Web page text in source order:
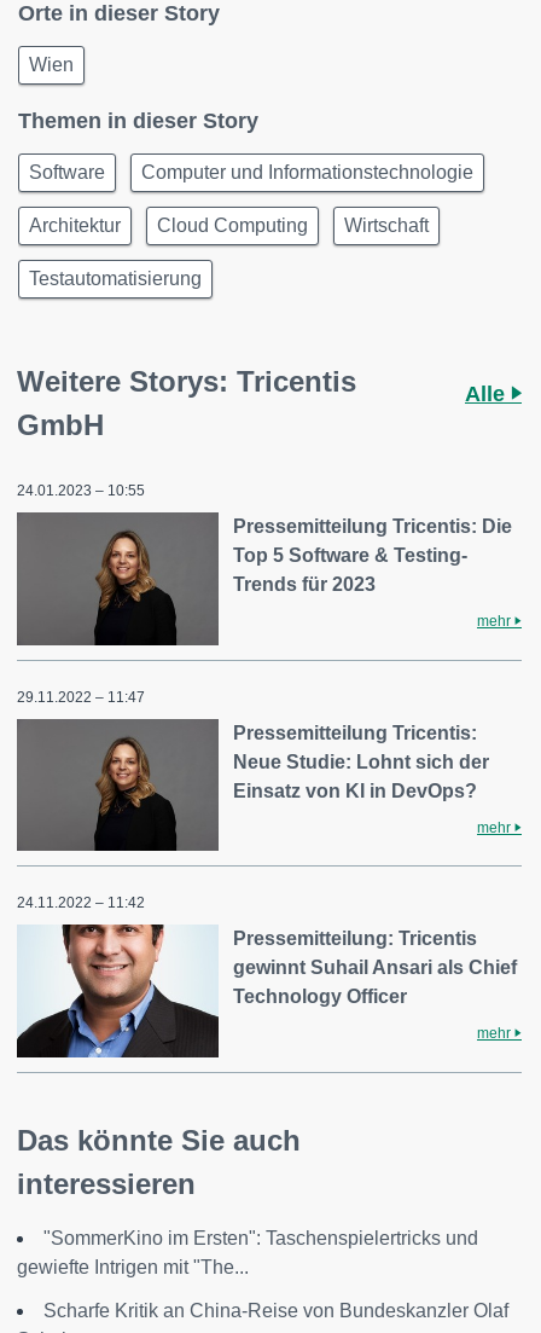
Orte in dieser Story
Wien
Themen in dieser Story
Software Computer und Informationstechnologie
Architektur Cloud Computing Wirtschaft
Testautomatisierung
Weitere Storys: Tricentis
GmbH
Alle
24.01.2023 – 10:55
Pressemitteilung Tricentis: Die
Top 5 Software & Testing-
Trends für 2023
mehr
29.11.2022 – 11:47
Pressemitteilung Tricentis:
Neue Studie: Lohnt sich der
Einsatz von KI in DevOps?
mehr
24.11.2022 – 11:42
Pressemitteilung: Tricentis
gewinnt Suhail Ansari als Chief
Technology Officer
mehr
Das könnte Sie auch
interessieren
"SommerKino im Ersten": Taschenspielertricks und
gewiefte Intrigen mit "The...
Scharfe Kritik an China-Reise von Bundeskanzler Olaf